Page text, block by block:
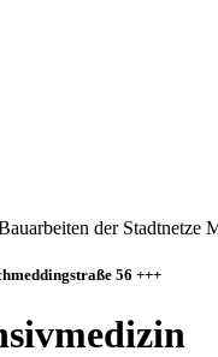
der Stadtnetze
56 +++